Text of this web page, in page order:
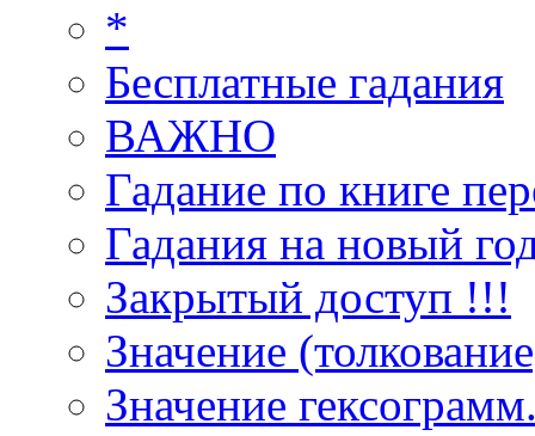
*
Бесплатные гадания
ВАЖНО
Гадание по книге
Гадания на новый
Закрытый доступ !!!
Значение
Значение